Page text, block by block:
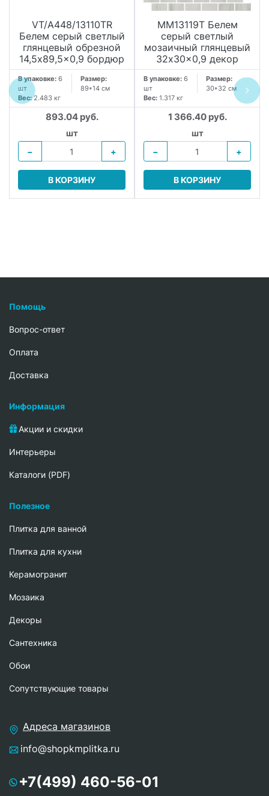
VT/A448/13110TR
Белем серый светлый
глянцевый обрезной
14,5x89,5x0,9 бордюр
В упаковке: 6
шт
Размер:
89*14 см
Вес:2.483 кг
893.04 руб.
шт
−
+
В КОРЗИНУ
MM13119T Белем
серый светлый
мозаичный глянцевый
32x30x0,9 декор
В упаковке: 6
шт
Размер:
30*32 см
Вес: 1.317 кг
1 366.40 руб.
шт
−
+
В КОРЗИНУ
Помощь
Вопрос-ответ
Oплата
Доставка
Информация
Акции и скидки
Интерьеры
Каталоги (PDF)
Полезное
Плитка для ванной
Плитка для кухни
Керамогранит
Мозаика
Декоры
Сантехника
Обои
Сопутствующие товары
Адреса магазинов
info@shopkmplitka.ru
+7(499) 460-56-01